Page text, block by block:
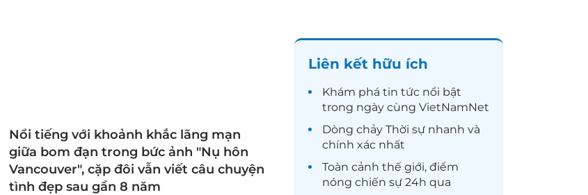
Nổi tiếng với khoảnh khắc lãng mạn
giữa bom đạn trong bức ảnh "Nụ hôn
Vancouver", cặp đôi vẫn viết câu chuyện
tình đẹp sau gần 8 năm
Liên kết hữu ích
Khám phá tin tức nổi bật
trong ngày cùng VietNamNet
Dòng chảy Thời sự nhanh và
chính xác nhất
Toàn cảnh thế giới, điểm
nóng chiến sự 24h qua